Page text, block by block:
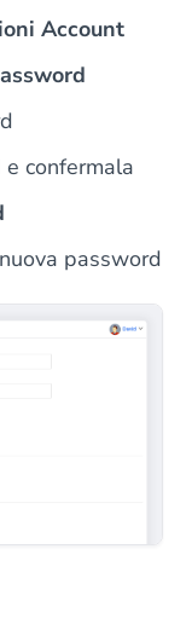
Account
confermala
password